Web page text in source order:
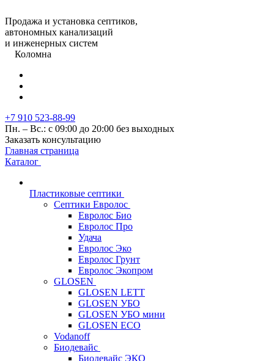
Продажа и установка септиков,
автономных канализаций
и инженерных систем
Коломна
+7 910 523-88-99
Пн. – Вс.: с 09:00 до 20:00 без выходных
Заказать консультацию
Главная страница
Каталог
Пластиковые септики
Септики Евролос
Евролос Био
Евролос Про
Удача
Евролос Эко
Евролос Грунт
Евролос Экопром
GLOSEN
GLOSEN LETT
GLOSEN УБО
GLOSEN УБО мини
GLOSEN ECO
Vodanoff
Биодевайс
Биодевайс ЭКО